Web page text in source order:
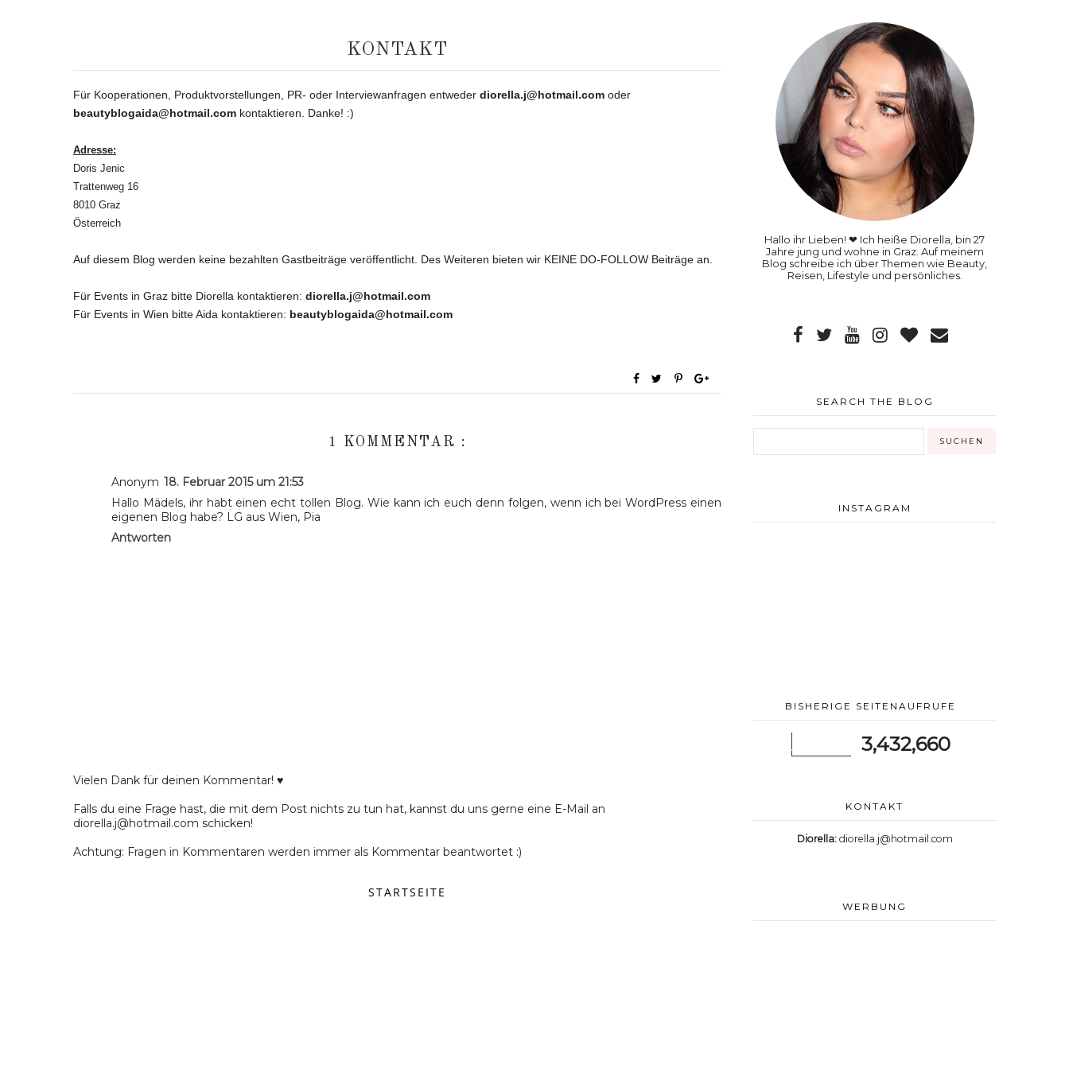
KONTAKT
Für Kooperationen, Produktvorstellungen, PR- oder Interviewanfragen entweder diorella.j@hotmail.com oder
beautyblogaida@hotmail.com kontaktieren. Danke! :)
Adresse:
Doris Jenic
Trattenweg 16
8010 Graz
Österreich
Auf diesem Blog werden keine bezahlten Gastbeiträge veröffentlicht. Des Weiteren bieten wir KEINE DO-FOLLOW Beiträge an.
Für Events in Graz bitte Diorella kontaktieren: diorella.j@hotmail.com
Für Events in Wien bitte Aida kontaktieren: beautyblogaida@hotmail.com
1 KOMMENTAR :
Anonym 18. Februar 2015 um 21:53
Hallo Mädels, ihr habt einen echt tollen Blog. Wie kann ich euch denn folgen, wenn ich bei WordPress einen
eigenen Blog habe? LG aus Wien, Pia
Antworten
Vielen Dank für deinen Kommentar! ♥
Falls du eine Frage hast, die mit dem Post nichts zu tun hat, kannst du uns gerne eine E-Mail an
diorella.j@hotmail.com schicken!
Achtung: Fragen in Kommentaren werden immer als Kommentar beantwortet :)
STARTSEITE
Hallo ihr Lieben! ❤ Ich heiße Diorella, bin 27
Jahre jung und wohne in Graz. Auf meinem
Blog schreibe ich über Themen wie Beauty,
Reisen, Lifestyle und persönliches.
SEARCH THE BLOG
INSTAGRAM
BISHERIGE SEITENAUFRUFE
3,432,660
KONTAKT
Diorella: diorella.j@hotmail.com
WERBUNG